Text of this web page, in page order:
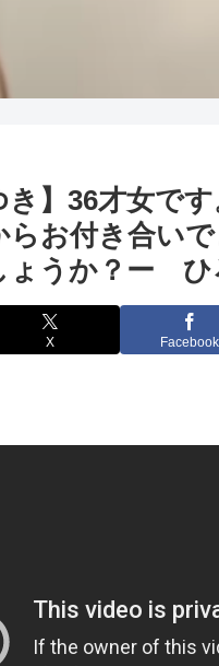
き】36才女で
らお付き合い
ょうか？ー
X Facebook